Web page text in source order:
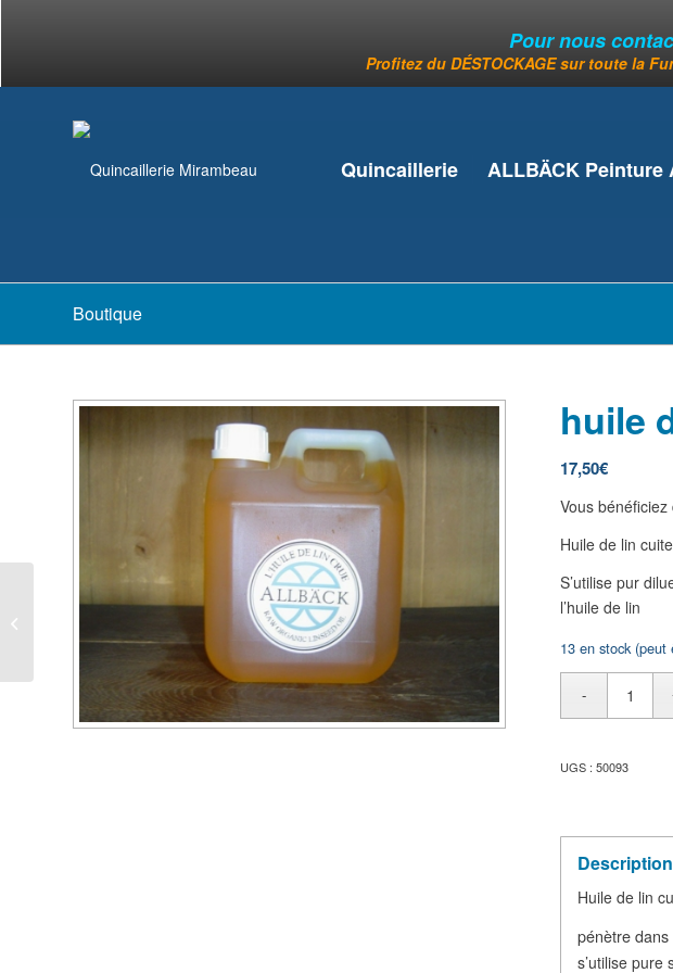
Pour nous
Profitez du DÉSTOCKAGE sur toute la
Quincaillerie ALLBÄCK Peinture
Boutique
huile
17,50€
Vous
Huile de lin
S’utilise pur
l’huile de lin
13 en stock (peut
UGS :50093
Description
Huile de lin
pénètre
s’utilise pure